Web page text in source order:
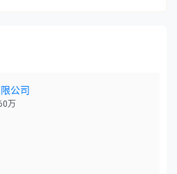
公司
万